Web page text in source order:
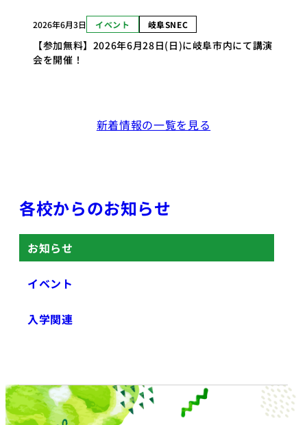
2026年6月3日 イベント 岐阜SNEC
【参加無料】2026年6月28日(日)に岐阜市内にて講演
会を開催！
新着情報の一覧を見る
各校からのお知らせ
お知らせ
イベント
入学関連